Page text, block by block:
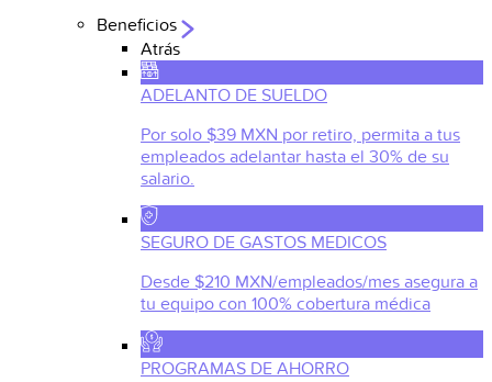
Beneficios
Atrás
ADELANTO DE SUELDO
Por solo $39 MXN por retiro, permita a tus
empleados adelantar hasta el 30% de su
salario.
SEGURO DE GASTOS MEDICOS
Desde $210 MXN/empleados/mes asegura a
tu equipo con 100% cobertura médica
PROGRAMAS DE AHORRO